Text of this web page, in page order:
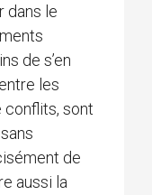
dans le
de s’en
les
conflits, sont
de
aussi la